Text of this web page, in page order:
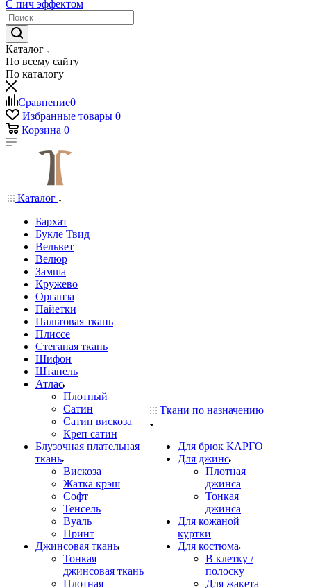
С пич эффектом
Каталог
По всему сайту
По каталогу
Сравнение0
Избранные товары 0
Корзина 0
Каталог
Бархат
Букле Твид
Вельвет
Велюр
Замша
Кружево
Органза
Пайетки
Пальтовая ткань
Плиссе
Стеганая ткань
Шифон
Штапель
Атлас
Плотный
Сатин
Сатин вискоза
Креп сатин
Блузочная плательная
ткань
Вискоза
Жатка крэш
Софт
Тенсель
Вуаль
Принт
Джинсовая ткань
Тонкая
джинсовая ткань
Плотная
Ткани по назначению
Для брюк КАРГО
Для джинс
Плотная
джинса
Тонкая
джинса
Для кожаной
куртки
Для костюма
В клетку /
полоску
Для жакета